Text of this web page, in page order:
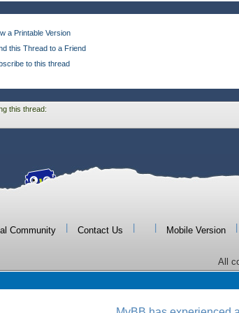
a Printable Version
this Thread to a Friend
to this thread
this thread:
Community Contact Us Mobile Version
All